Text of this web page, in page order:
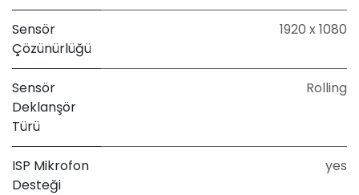
Sensör
Çözünürlüğü
1920 x 1080
Sensör
Deklanşör
Türü
Rolling
ISP Mikrofon
Desteği
yes